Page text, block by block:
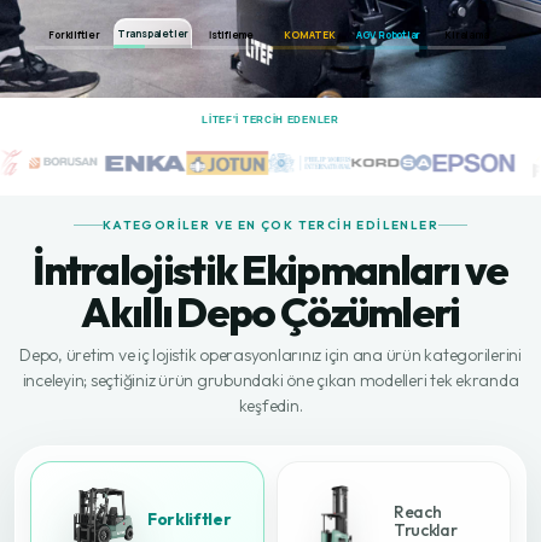
Forkliftler Transpaletler İstifleme KOMATEK AGV Robotlar Kiralama
LİTEF'I TERCIH EDENLER
KATEGORILER VE EN ÇOK TERCIH EDILENLER
İntralojistik Ekipmanları ve
Akıllı Depo Çözümleri
Depo, üretim ve iç lojistik operasyonlarınız için ana ürün kategorilerini
inceleyin; seçtiğiniz ürün grubundaki öne çıkan modelleri tek ekranda
keşfedin.
Forkliftler
Reach
Trucklar